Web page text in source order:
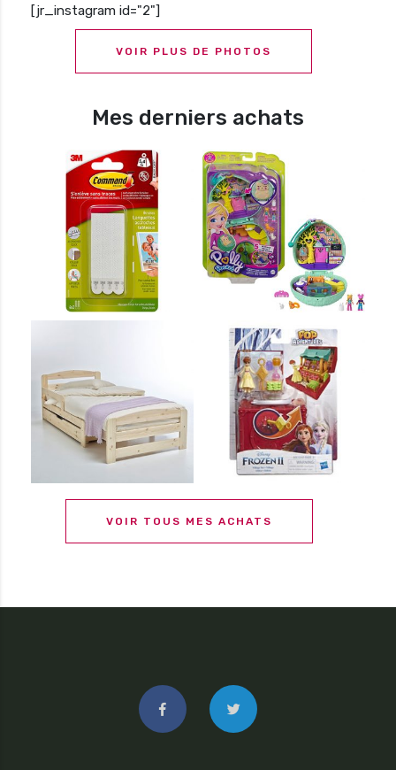
[jr_instagram id="2"]
VOIR PLUS DE PHOTOS
Mes derniers achats
VOIR TOUS MES ACHATS